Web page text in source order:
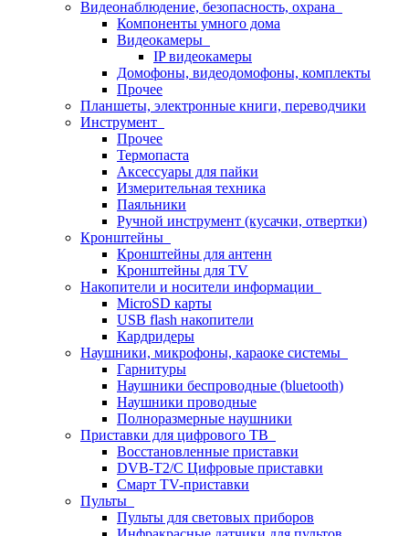
Видеонаблюдение, безопасность, охрана
Компоненты умного дома
Видеокамеры
IP видеокамеры
Домофоны, видеодомофоны, комплекты
Прочее
Планшеты, электронные книги, переводчики
Инструмент
Прочее
Термопаста
Аксессуары для пайки
Измерительная техника
Паяльники
Ручной инструмент (кусачки, отвертки)
Кронштейны
Кронштейны для антенн
Кронштейны для TV
Накопители и носители информации
MicroSD карты
USB flash накопители
Кардридеры
Наушники, микрофоны, караоке системы
Гарнитуры
Наушники беспроводные (bluetooth)
Наушники проводные
Полноразмерные наушники
Приставки для цифрового ТВ
Восстановленные приставки
DVB-T2/C Цифровые приставки
Смарт ТV-приставки
Пульты
Пульты для световых приборов